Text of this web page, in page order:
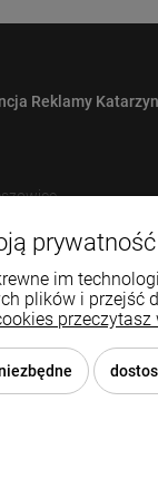
Reklamy
82
reklama.pl
prywatność
im
plików i przejść